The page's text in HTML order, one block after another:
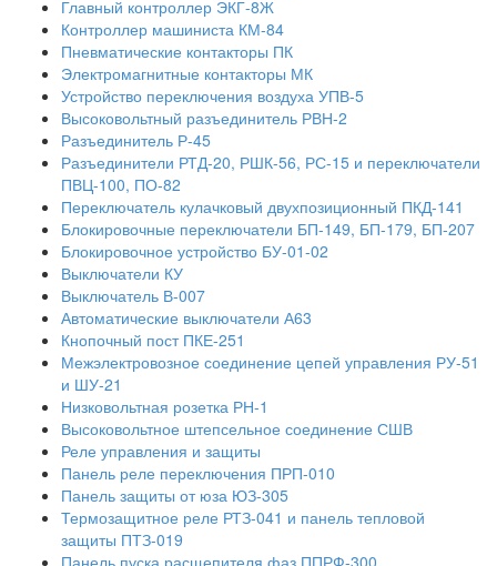
Главный контроллер ЭКГ-8Ж
Контроллер машиниста КМ-84
Пневматические контакторы ПК
Электромагнитные контакторы МК
Устройство переключения воздуха УПВ-5
Высоковольтный разъединитель РВН-2
Разъединитель Р-45
Разъединители РТД-20, РШК-56, РС-15 и переключатели
ПВЦ-100, ПО-82
Переключатель кулачковый двухпозиционный ПКД-141
Блокировочные переключатели БП-149, БП-179, БП-207
Блокировочное устройство БУ-01-02
Выключатели КУ
Выключатель В-007
Автоматические выключатели А63
Кнопочный пост ПКЕ-251
Межэлектровозное соединение цепей управления РУ-51
и ШУ-21
Низковольтная розетка РН-1
Высоковольтное штепсельное соединение СШВ
Реле управления и защиты
Панель реле переключения ПРП-010
Панель защиты от юза ЮЗ-305
Термозащитное реле РТЗ-041 и панель тепловой
защиты ПТЗ-019
Панель пуска расщепителя фаз ППРФ-300